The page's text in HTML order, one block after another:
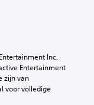
Inc.
Entertainment
zijn van
voor volledige